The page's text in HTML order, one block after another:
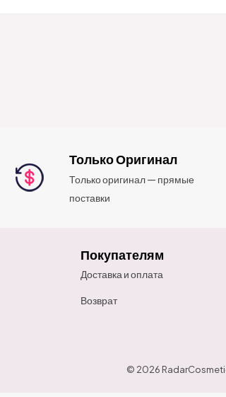
Только Оригинал
Только оригинал — прямые
поставки
Покупателям
Доставка и оплата
Возврат
© 2026